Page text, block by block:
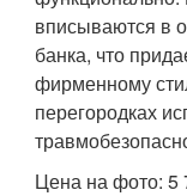
вписываются в
банка, что
фирменному
перегородках
Цена на фото: 5